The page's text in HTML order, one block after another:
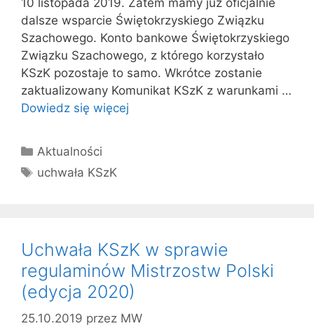
dalsze wsparcie Świętokrzyskiego Związku
Szachowego. Konto bankowe Świętokrzyskiego
Związku Szachowego, z którego korzystało
KSzK pozostaje to samo. Wkrótce zostanie
zaktualizowany Komunikat KSzK z warunkami …
Dowiedz się więcej
Kategorie
Aktualności
Tagi
uchwała KSzK
Uchwała KSzK w sprawie
regulaminów Mistrzostw Polski
(edycja 2020)
25.10.2019 przez MW